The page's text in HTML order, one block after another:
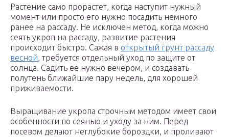
Растение само прорастет, когда наступит нужный
момент или просто его нужно посадить немного
ранее на рассаду. Не исключен метод, когда можно
сеять укроп на рассаду, развитие растения
происходит быстро. Сажая в открытый грунт рассаду
весной, требуется отдельный уход по защите от
солнца. Садить ее нужно вечером, и создавать
полутень ближайшие пару недель, для хорошей
приживаемости.
Выращивание укропа строчным методом имеет свои
особенности по сеянью и уходу за ним. Перед
посевом делают неглубокие бороздки, и проливают